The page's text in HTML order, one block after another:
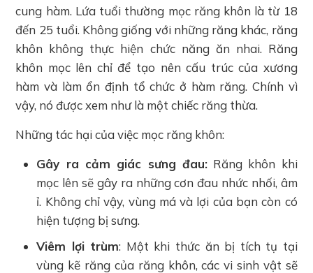
cung hàm. Lứa tuổi thường mọc răng khôn là từ 18
đến 25 tuổi. Không giống với những răng khác, răng
khôn không thực hiện chức năng ăn nhai. Răng
khôn mọc lên chỉ để tạo nên cấu trúc của xương
hàm và làm ổn định tổ chức ở hàm răng. Chính vì
vậy, nó được xem như là một chiếc răng thừa.
Những tác hại của việc mọc răng khôn:
Gây ra cảm giác sưng đau:Răng khôn khi
mọc lên sẽ gây ra những cơn đau nhức nhối, âm
ỉ. Không chỉ vậy, vùng má và lợi của bạn còn có
hiện tượng bị sưng.
Viêm lợi trùm: Một khi thức ăn bị tích tụ tại
vùng kẽ răng của răng khôn, các vi sinh vật sẽ